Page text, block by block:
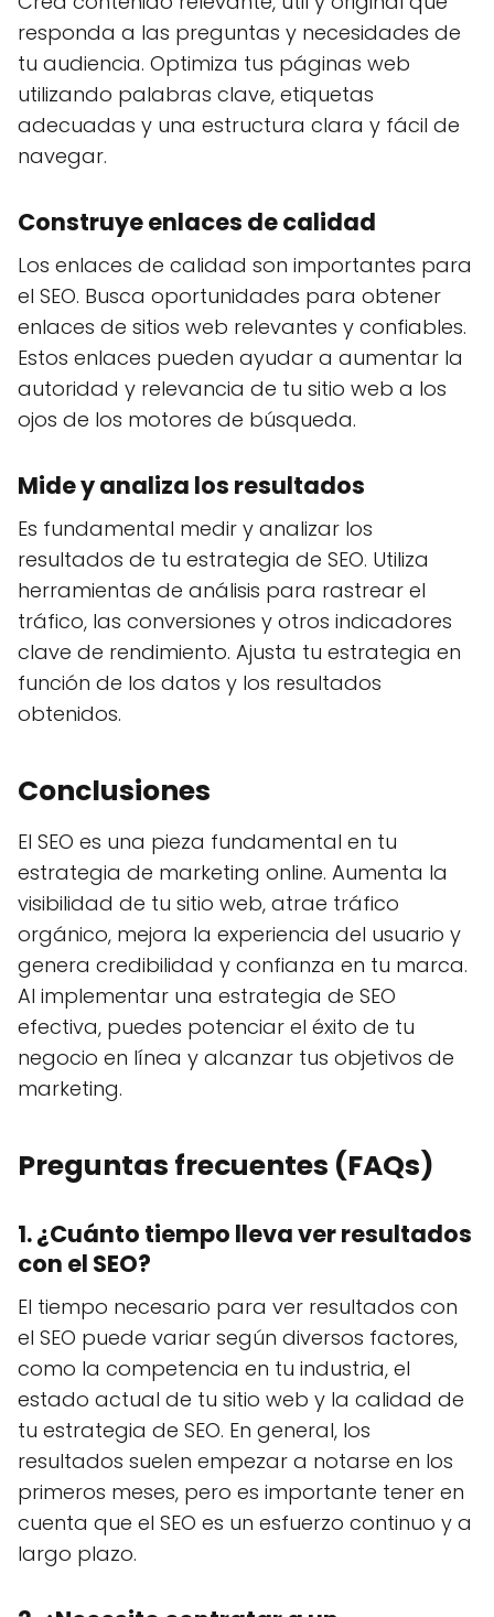
responda a las preguntas y necesidades de
tu audiencia. Optimiza tus páginas web
utilizando palabras clave, etiquetas
adecuadas y una estructura clara y fácil de
navegar.
Construye enlaces de calidad
Los enlaces de calidad son importantes para
el SEO. Busca oportunidades para obtener
enlaces de sitios web relevantes y confiables.
Estos enlaces pueden ayudar a aumentar la
autoridad y relevancia de tu sitio web a los
ojos de los motores de búsqueda.
Mide y analiza los resultados
Es fundamental medir y analizar los
resultados de tu estrategia de SEO. Utiliza
herramientas de análisis para rastrear el
tráfico, las conversiones y otros indicadores
clave de rendimiento. Ajusta tu estrategia en
función de los datos y los resultados
obtenidos.
Conclusiones
El SEO es una pieza fundamental en tu
estrategia de marketing online. Aumenta la
visibilidad de tu sitio web, atrae tráfico
orgánico, mejora la experiencia del usuario y
genera credibilidad y confianza en tu marca.
Al implementar una estrategia de SEO
efectiva, puedes potenciar el éxito de tu
negocio en línea y alcanzar tus objetivos de
marketing.
Preguntas frecuentes (FAQs)
1. ¿Cuánto tiempo lleva ver resultados
con el SEO?
El tiempo necesario para ver resultados con
el SEO puede variar según diversos factores,
como la competencia en tu industria, el
estado actual de tu sitio web y la calidad de
tu estrategia de SEO. En general, los
resultados suelen empezar a notarse en los
primeros meses, pero es importante tener en
cuenta que el SEO es un esfuerzo continuo y a
largo plazo.